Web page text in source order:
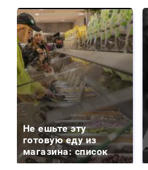
Не ешьте эту
готовую еду из
магазина: список